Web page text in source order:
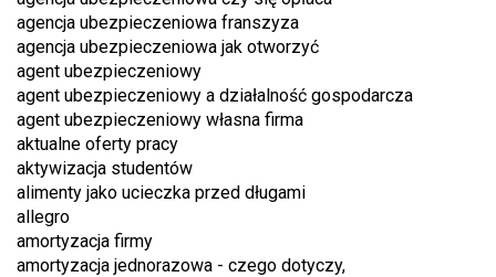
agencja ubezpieczeniowa franszyza
agencja ubezpieczeniowa jak otworzyć
agent ubezpieczeniowy
agent ubezpieczeniowy a działalność gospodarcza
agent ubezpieczeniowy własna firma
aktualne oferty pracy
aktywizacja studentów
alimenty jako ucieczka przed długami
allegro
amortyzacja firmy
amortyzacja jednorazowa - czego dotyczy,